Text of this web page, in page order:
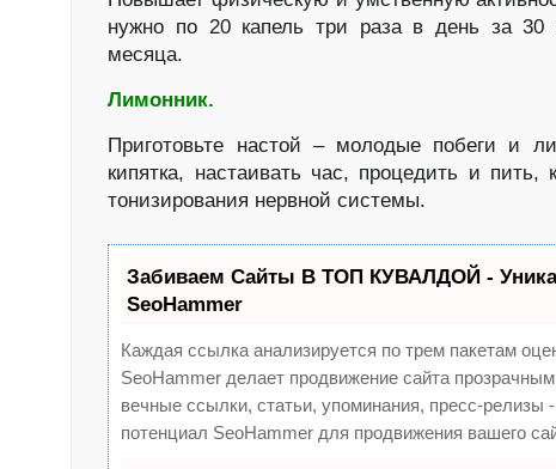
нужно по 20 капель три раза в день за
месяца.
Лимонник.
Приготовьте настой – молодые побеги и
кипятка, настаивать час, процедить и
тонизирования нервной системы.
Забиваем Сайты В ТОП КУВАЛДОЙ -
SeoHammer
Каждая ссылка анализируется по трем пакетам
SeoHammer делает продвижение сайта
вечные ссылки, статьи, упоминания, пресс-релизы
потенциал SeoHammer для продвижения вашего